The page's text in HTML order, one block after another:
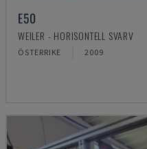
E50
WEILER - HORISONTELL SVARV
ÖSTERRIKE 2009